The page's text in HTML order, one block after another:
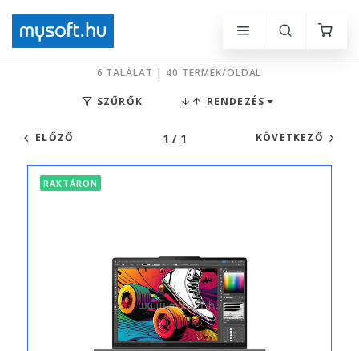
6 TALÁLAT | 40 TERMÉK/OLDAL
SZŰRŐK RENDEZÉS
ELŐZŐ 1 / 1 KÖVETKEZŐ
RAKTÁRON